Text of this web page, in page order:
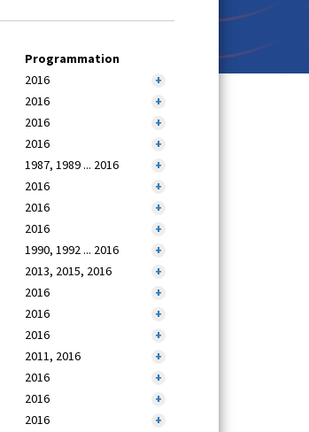
Programmation
2016
+
2016
+
2016
+
2016
+
1987, 1989 ... 2016
+
2016
+
2016
+
2016
+
1990, 1992 ... 2016
+
2013, 2015, 2016
+
2016
+
2016
+
2016
+
2011, 2016
+
2016
+
2016
+
2016
+